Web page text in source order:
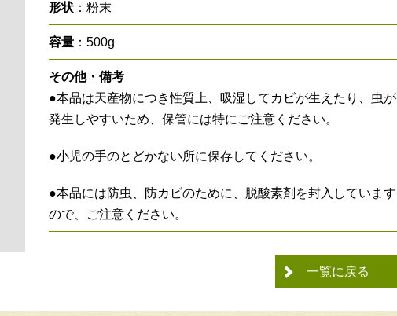
形状 ：粉末
容量 ：500g
その他・備考
●本品は天産物につき性質上、吸湿してカビが生えたり、虫が
発生しやすいため、保管には特にご注意ください。
●小児の手のとどかない所に保存してください。
●本品には防虫、防カビのために、脱酸素剤を封入しています
ので、ご注意ください。
一覧に戻る